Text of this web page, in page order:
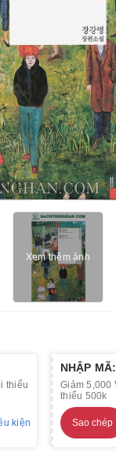
/1
Xem thêm ảnh
thiểu
kiện
NHẬP
Giảm 5,000
thiểu 500k
Sao chép